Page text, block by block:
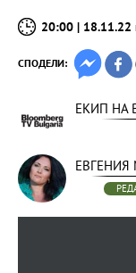
20:00 | 18.11.22
СПОДЕЛИ:
ЕКИП НА